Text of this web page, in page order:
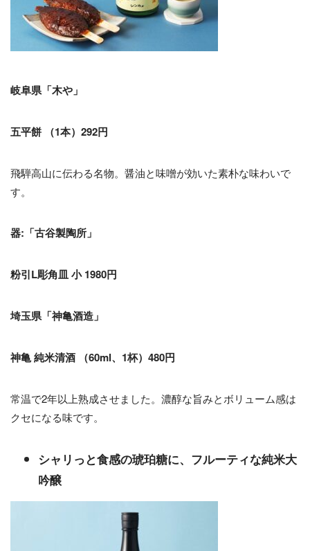
岐阜県「木や」
五平餅 （1本）292円
飛騨高山に伝わる名物。醤油と味噌が効いた素朴な味わいで
す。
器:「古谷製陶所」
粉引L彫角皿 小 1980円
埼玉県「神亀酒造」
神亀 純米清酒 （60ml、1杯）480円
常温で2年以上熟成させました。濃醇な旨みとボリューム感は
クセになる味です。
シャリっと食感の琥珀糖に、フルーティな純米大
吟醸